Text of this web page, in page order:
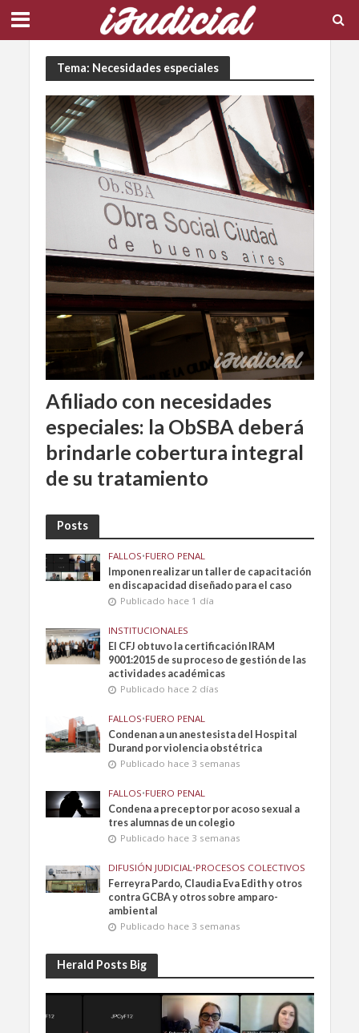
Tema: Necesidades especiales
Afiliado con necesidades
especiales: la ObSBA deberá
brindarle cobertura integral
de su tratamiento
Posts
FALLOS•FUERO PENAL
Imponen realizar un taller de capacitación
en discapacidad diseñado para el caso
Publicado hace 1 día
INSTITUCIONALES
El CFJ obtuvo la certificación IRAM
9001:2015 de su proceso de gestión de las
actividades académicas
Publicado hace 2 días
FALLOS•FUERO PENAL
Condenan a un anestesista del Hospital
Durand por violencia obstétrica
Publicado hace 3 semanas
FALLOS•FUERO PENAL
Condena a preceptor por acoso sexual a
tres alumnas de un colegio
Publicado hace 3 semanas
DIFUSIÓN JUDICIAL •PROCESOS COLECTIVOS
Ferreyra Pardo, Claudia Eva Edith y otros
contra GCBA y otros sobre amparo-
ambiental
Publicado hace 3 semanas
Herald Posts Big